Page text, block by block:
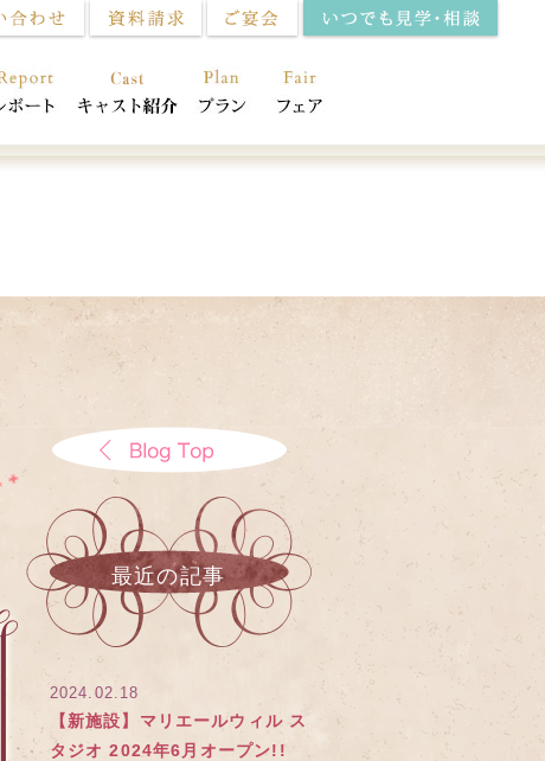
最近の記事
2024.02.18
【新施設】マリエールウィル ス
タジオ 2024年6月オープン!!